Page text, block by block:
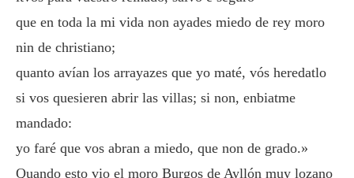
que en toda la mi vida non ayades miedo de rey moro
nin de christiano;
quanto avían los arrayazes que yo maté, vós heredatlo
si vos quesieren abrir las villas; si non, enbiatme
mandado:
yo faré que vos abran a miedo, que non de grado.»
Quando esto vio el moro Burgos de Ayllón muy lozano